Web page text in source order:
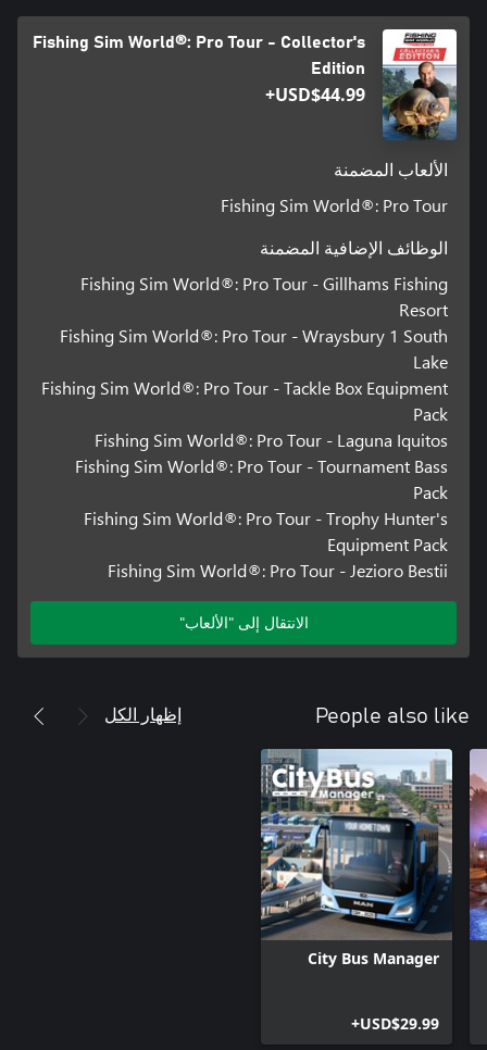
Fishing Sim World®: Pro Tour - Collector's
Edition
USD$44.99+
الألعاب المضمنة
Fishing Sim World®: Pro Tour
الوظائف الإضافية المضمنة
Fishing Sim World®: Pro Tour - Gillhams Fishing
Resort
Fishing Sim World®: Pro Tour - Wraysbury 1 South
Lake
Fishing Sim World®: Pro Tour - Tackle Box Equipment
Pack
Fishing Sim World®: Pro Tour - Laguna Iquitos
Fishing Sim World®: Pro Tour - Tournament Bass
Pack
Fishing Sim World®: Pro Tour - Trophy Hunter's
Equipment Pack
Fishing Sim World®: Pro Tour - Jezioro Bestii
الانتقال إلى "الألعاب"
People also like إظهار الكل
City Bus Manager
USD$29.99+